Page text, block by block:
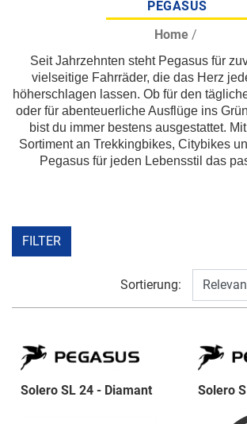
PEGASUS
Home /
Seit Jahrzehnten steht Pegasus für
vielseitige Fahrräder, die das Herz
höherschlagen lassen. Ob für den
oder für abenteuerliche Ausflüge ins
bist du immer bestens ausgestattet.
Sortiment an Trekkingbikes, Citybikes
Pegasus für jeden Lebensstil das
FILTER
Sortierung:
Solero SL 24 - Diamant Solero